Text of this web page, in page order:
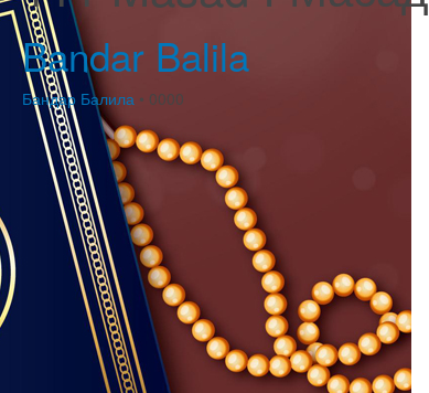
Bandar Balila
Бандар Балила • 0000